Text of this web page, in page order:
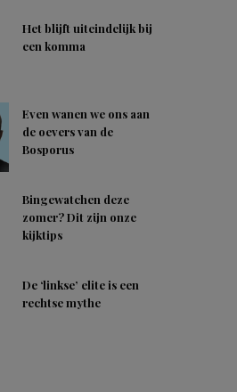
Het blijft uiteindelijk bij
een komma
Even wanen we ons aan
de oevers van de
Bosporus
Bingewatchen deze
zomer? Dit zijn onze
kijktips
De ‘linkse’ elite is een
rechtse mythe